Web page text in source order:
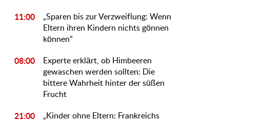
11:00
„Sparen bis zur Verzweiflung: Wenn
Eltern ihren Kindern nichts gönnen
können“
08:00
Experte erklärt, ob Himbeeren
gewaschen werden sollten: Die
bittere Wahrheit hinter der süßen
Frucht
21:00
„Kinder ohne Eltern: Frankreichs